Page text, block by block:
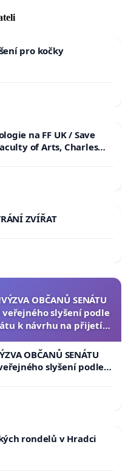
pro kočky
na FF UK / Save
of Arts, Charles
ZVÍŘAT
OBČANŮ SENÁTU
veřejného slyšení podle
k návrhu na přijetí
OBČANŮ SENÁTU
slyšení podle §
návrhu na přijetí
na prezidenta
rondelů v Hradci